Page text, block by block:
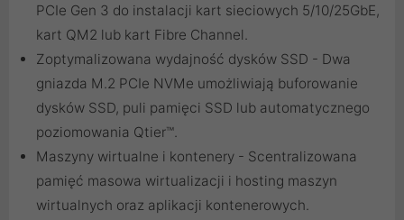
PCIe Gen 3 do instalacji kart sieciowych 5/10/25GbE,
kart QM2 lub kart Fibre Channel.
Zoptymalizowana wydajność dysków SSD - Dwa
gniazda M.2 PCIe NVMe umożliwiają buforowanie
dysków SSD, puli pamięci SSD lub automatycznego
poziomowania Qtier™.
Maszyny wirtualne i kontenery - Scentralizowana
pamięć masowa wirtualizacji i hosting maszyn
wirtualnych oraz aplikacji kontenerowych.